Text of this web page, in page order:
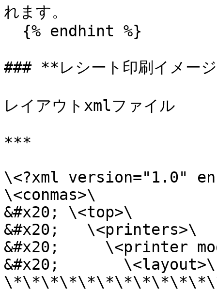
れます。
### **レシート印刷イメー
レイアウトxmlファイル
***
\<?xml version="1.0"
\<conmas>\
&#x20; \<top>\
&#x20;   \<printers>\
&#x20;     \<printer
&#x20;       \<layout>\